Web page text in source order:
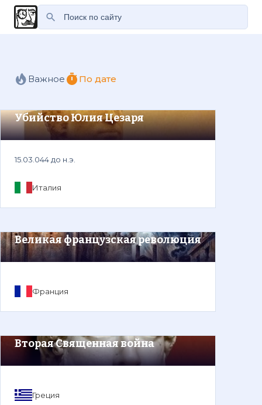
Важное По дате
Убийство Юлия Цезаря
15.03.044 до н.э.
Италия
Великая французская революция
Франция
Вторая Священная война
Греция